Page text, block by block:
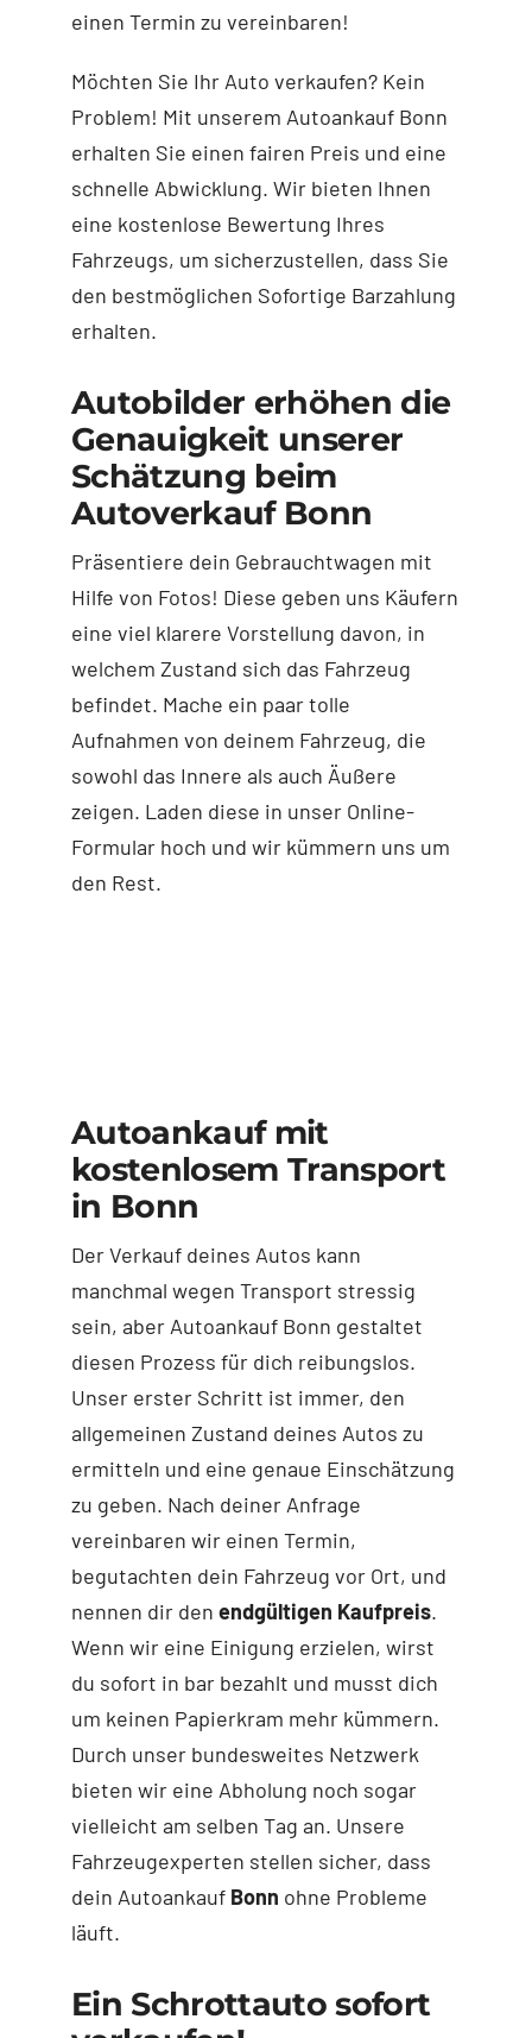
einen Termin zu vereinbaren!
Möchten Sie Ihr Auto verkaufen? Kein
Problem! Mit unserem Autoankauf Bonn
erhalten Sie einen fairen Preis und eine
schnelle Abwicklung. Wir bieten Ihnen
eine kostenlose Bewertung Ihres
Fahrzeugs, um sicherzustellen, dass Sie
den bestmöglichen Sofortige Barzahlung
erhalten.
Autobilder erhöhen die
Genauigkeit unserer
Schätzung beim
Autoverkauf Bonn
Präsentiere dein Gebrauchtwagen mit
Hilfe von Fotos! Diese geben uns Käufern
eine viel klarere Vorstellung davon, in
welchem Zustand sich das Fahrzeug
befindet. Mache ein paar tolle
Aufnahmen von deinem Fahrzeug, die
sowohl das Innere als auch Äußere
zeigen. Laden diese in unser Online-
Formular hoch und wir kümmern uns um
den Rest.
Autoankauf mit
kostenlosem Transport
in Bonn
Der Verkauf deines Autos kann
manchmal wegen Transport stressig
sein, aber Autoankauf Bonn gestaltet
diesen Prozess für dich reibungslos.
Unser erster Schritt ist immer, den
allgemeinen Zustand deines Autos zu
ermitteln und eine genaue Einschätzung
zu geben. Nach deiner Anfrage
vereinbaren wir einen Termin,
begutachten dein Fahrzeug vor Ort, und
nennen dir den endgültigen Kaufpreis.
Wenn wir eine Einigung erzielen, wirst
du sofort in bar bezahlt und musst dich
um keinen Papierkram mehr kümmern.
Durch unser bundesweites Netzwerk
bieten wir eine Abholung noch sogar
vielleicht am selben Tag an. Unsere
Fahrzeugexperten stellen sicher, dass
dein Autoankauf Bonn ohne Probleme
läuft.
Ein Schrottauto sofort